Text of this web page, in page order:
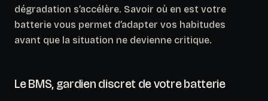
dégradation s’accélère. Savoir où en est votre
batterie vous permet d’adapter vos habitudes
avant que la situation ne devienne critique.
Le BMS, gardien discret de votre batterie